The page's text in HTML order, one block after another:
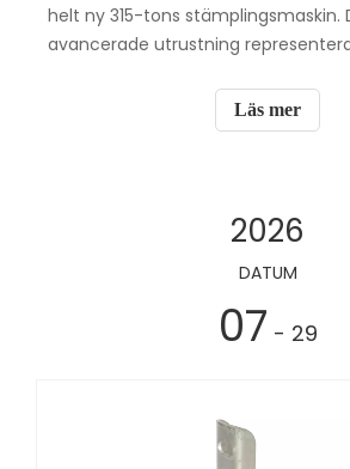
helt ny 315-tons stämplingsmaskin.
avancerade utrustning
ton tunga stämplingsmaskinen är
hög precision och hållbarhet i åtanke.
Läs mer
2026
DATUM
07 - 29